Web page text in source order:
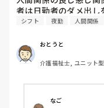
者は日勤者のダメ出し
シフト 夜勤 人間関係
おとうと
介護福祉士, ユニット
なご